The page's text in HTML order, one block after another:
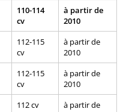
110-114
cv
à partir de
2010
112-115
cv
à partir de
2010
112-115
cv
à partir de
2010
112 cv
à partir de